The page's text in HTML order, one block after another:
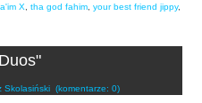
X tha god fahim your best friend jippy,
Skolasiński (komentarze: 0)